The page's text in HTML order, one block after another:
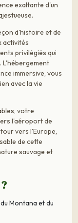
exaltante d'un
d'histoire et de
activités
privilégiés qui
L'hébergement
immersive, vous
avec la vie
votre
l'aéroport de
vers l'Europe,
de cette
sauvage et
Montana et du